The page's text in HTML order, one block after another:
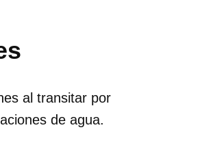
al transitar por
de agua.